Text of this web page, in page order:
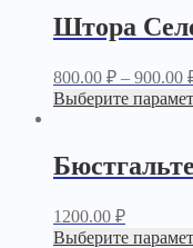
Штора
800.00 ₽ – 900.00
Выберите
1200.00 ₽
Выберите